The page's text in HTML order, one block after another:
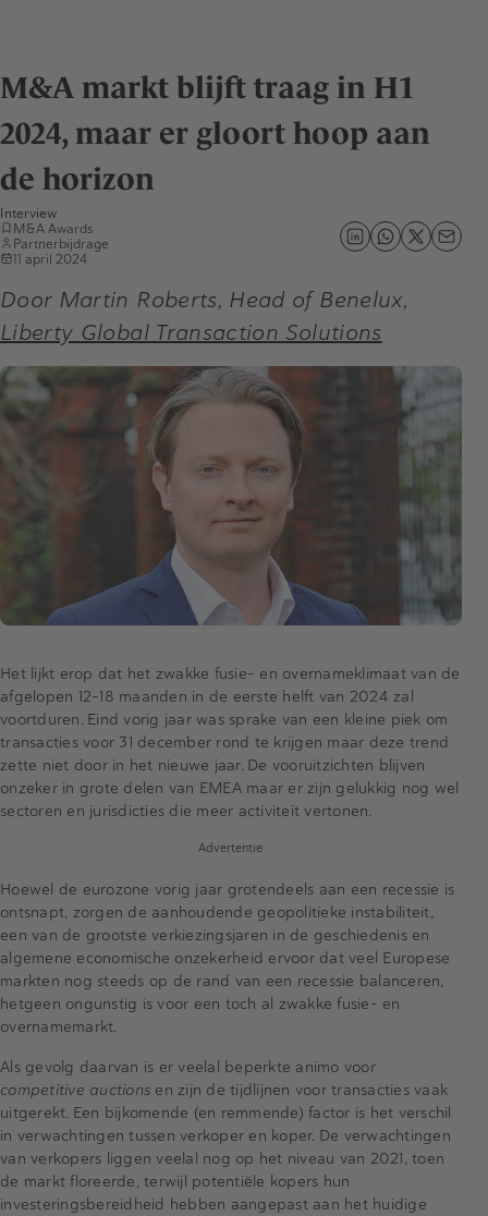
M&A markt blijft traag in H1
2024, maar er gloort hoop aan
de horizon
Interview
M&A Awards
Partnerbijdrage
11 april 2024
Door Martin Roberts, Head of Benelux,
Liberty Global Transaction Solutions
Het lijkt erop dat het zwakke fusie- en overnameklimaat van de
afgelopen 12-18 maanden in de eerste helft van 2024 zal
voortduren. Eind vorig jaar was sprake van een kleine piek om
transacties voor 31 december rond te krijgen maar deze trend
zette niet door in het nieuwe jaar. De vooruitzichten blijven
onzeker in grote delen van EMEA maar er zijn gelukkig nog wel
sectoren en jurisdicties die meer activiteit vertonen.
Advertentie
Hoewel de eurozone vorig jaar grotendeels aan een recessie is
ontsnapt, zorgen de aanhoudende geopolitieke instabiliteit,
een van de grootste verkiezingsjaren in de geschiedenis en
algemene economische onzekerheid ervoor dat veel Europese
markten nog steeds op de rand van een recessie balanceren,
hetgeen ongunstig is voor een toch al zwakke fusie- en
overnamemarkt.
Als gevolg daarvan is er veelal beperkte animo voor
competitive auctions en zijn de tijdlijnen voor transacties vaak
uitgerekt. Een bijkomende (en remmende) factor is het verschil
in verwachtingen tussen verkoper en koper. De verwachtingen
van verkopers liggen veelal nog op het niveau van 2021, toen
de markt floreerde, terwijl potentiële kopers hun
investeringsbereidheid hebben aangepast aan het huidige